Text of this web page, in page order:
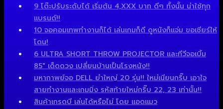
9 โต๊ะปรับระดับได้ เริ่มต้น 4,XXX บาท ดีๆ ทั้งนั้น น่าใช้ทุก
แบรนด์!!
10 จอคอมเทพทำงานก็ได้ เล่นเกมก็ดี ดูหนังก็แจ่ม ขอเชียร์ให้
โดน!
6 ULTRA SHORT THROW PROJECTOR และทีวีจอเบิ้ม
85″ เด็ดดวง เปลี่ยนบ้านเป็นโรงหนัง!!
มหากาพย์จอ DELL ยำใหญ่ 20 รุ่น!! ใหม่เนียนกริ๊บ เอาใจ
สายทำงานและเกมมิ่ง รหัสท้ายใหม่กริ๊บ 22, 23 เท่านั้น!!
สินค้าเกรดบี เล่นได้หรือไม่ โดย แอดแมว